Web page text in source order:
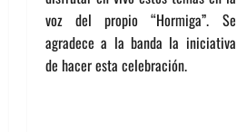
voz del propio “Hormiga”. Se
agradece a la banda la iniciativa
de hacer esta celebración.